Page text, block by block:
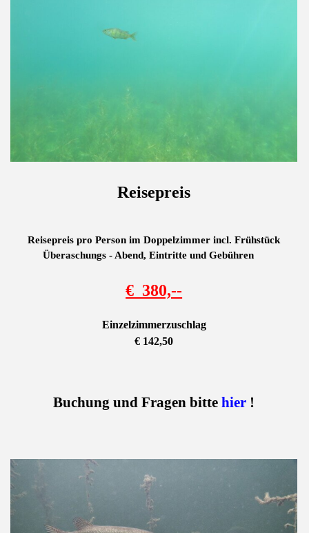
Reisepreis
Reisepreis pro Person im Doppelzimmer incl. Frühstück
Überaschungs - Abend, Eintritte und Gebühren
€ 380,--
Einzelzimmerzuschlag
€ 142,50
Buchung und Fragen bittehier !